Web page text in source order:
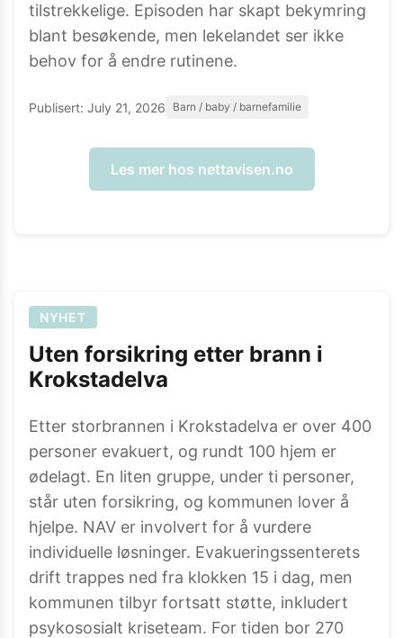
tilstrekkelige. Episoden har skapt bekymring
blant besøkende, men lekelandet ser ikke
behov for å endre rutinene.
Publisert: July 21, 2026 Barn / baby / barnefamilie
Les mer hos nettavisen.no
NYHET
Uten forsikring etter brann i
Krokstadelva
Etter storbrannen i Krokstadelva er over 400
personer evakuert, og rundt 100 hjem er
ødelagt. En liten gruppe, under ti personer,
står uten forsikring, og kommunen lover å
hjelpe. NAV er involvert for å vurdere
individuelle løsninger. Evakueringssenterets
drift trappes ned fra klokken 15 i dag, men
kommunen tilbyr fortsatt støtte, inkludert
psykososialt kriseteam. For tiden bor 270